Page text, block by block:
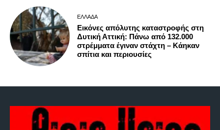
ΕΛΛΆΔΑ
Εικόνες απόλυτης καταστροφής στη
Δυτική Αττική: Πάνω από 132.000
στρέμματα έγιναν στάχτη – Κάηκαν
σπίτια και περιουσίες